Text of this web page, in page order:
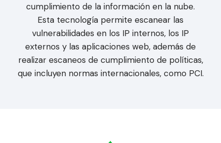
cumplimiento de la información en la nube.
Esta tecnología permite escanear las
vulnerabilidades en los IP internos, los IP
externos y las aplicaciones web, además de
realizar escaneos de cumplimiento de políticas,
que incluyen normas internacionales, como PCI.